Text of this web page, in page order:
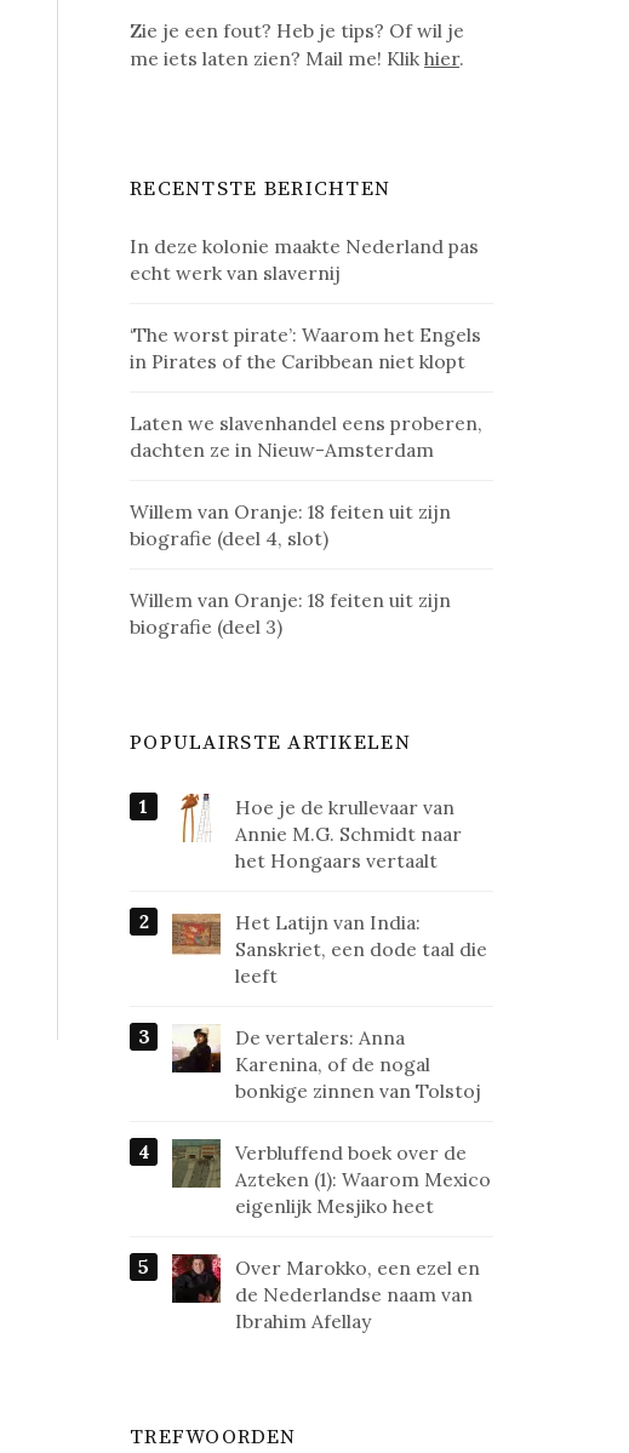
Zie je een fout? Heb je tips? Of wil je
me iets laten zien? Mail me! Klikhier.
RECENTSTE BERICHTEN
In deze kolonie maakte Nederland pas
echt werk van slavernij
‘The worst pirate’: Waarom het Engels
in Pirates of the Caribbean niet klopt
Laten we slavenhandel eens proberen,
dachten ze in Nieuw-Amsterdam
Willem van Oranje: 18 feiten uit zijn
biografie (deel 4, slot)
Willem van Oranje: 18 feiten uit zijn
biografie (deel 3)
POPULAIRSTE ARTIKELEN
Hoe je de krullevaar van
Annie M.G. Schmidt naar
het Hongaars vertaalt
Het Latijn van India:
Sanskriet, een dode taal die
leeft
De vertalers: Anna
Karenina, of de nogal
bonkige zinnen van Tolstoj
Verbluffend boek over de
Azteken (1): Waarom Mexico
eigenlijk Mesjiko heet
Over Marokko, een ezel en
de Nederlandse naam van
Ibrahim Afellay
TREFWOORDEN